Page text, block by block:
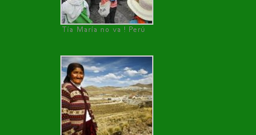
Tía María no va ! Perú